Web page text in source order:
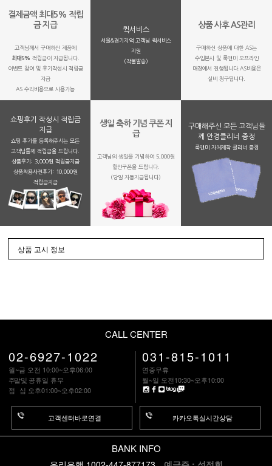
결제금액 최대5% 적립
금 지급
고객님께서 구매하신 제품에
최대5% 적립금이 지급됩니다.
이벤트 참여 및 후기작성시 적립금
지급
AS 수리비용으로 사용가능
퀵서비스
서울&경기지역 고객님 퀵서비스
지원
(착불발송)
상품 사후 AS관리
구매하신 상품에 대한 AS는
수입본사 및 룩앤미 오프라인
매장에서 진행됩니다.AS비용은
실비 청구됩니다.
쇼핑후기 작성시 적립금
지급
쇼핑 후기를 등록해주시는 모든
고객님들께 적립금을 드립니다.
상품후기: 3,000원 적립금지급
상품착용사진후기: 10,000원
적립금지금
생일 축하 기념 쿠폰 지
급
고객님의 생일을 기념하여 5,000원
할인쿠폰을 드립니다.
(당일 자동지급됩니다)
구매해주신 모든 고객님들
께 안경클리너 증정
룩앤미 자체제작 클리너 증정
상품 고시 정보
CALL CENTER
02-6927-1022
월~금 오전 10:00~오후06:00
주말및 공휴일 휴무
점 심 오후01:00~오후02:00
고객센터바로연결
031-815-1011
연중무휴
월~일 오전10:30~오후10:00
카카오톡실시간상담
BANK INFO